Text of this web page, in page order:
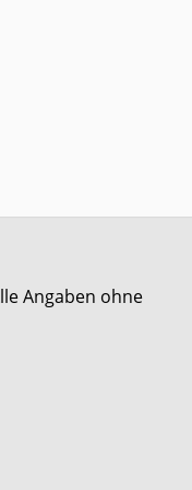
Angaben ohne